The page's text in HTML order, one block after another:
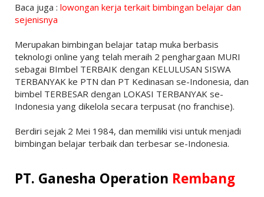
Baca juga : lowongan kerja terkait bimbingan belajar dan
sejenisnya
Merupakan bimbingan belajar tatap muka berbasis
teknologi online yang telah meraih 2 penghargaan MURI
sebagai BImbel TERBAIK dengan KELULUSAN SISWA
TERBANYAK ke PTN dan PT Kedinasan se-Indonesia, dan
bimbel TERBESAR dengan LOKASI TERBANYAK se-
Indonesia yang dikelola secara terpusat (no franchise).
Berdiri sejak 2 Mei 1984, dan memiliki visi untuk menjadi
bimbingan belajar terbaik dan terbesar se-Indonesia.
PT. Ganesha Operation Rembang